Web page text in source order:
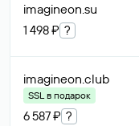
imagineon.su
1 498 ₽ ?
imagineon.club
SSL в подарок
6 587 ₽ ?